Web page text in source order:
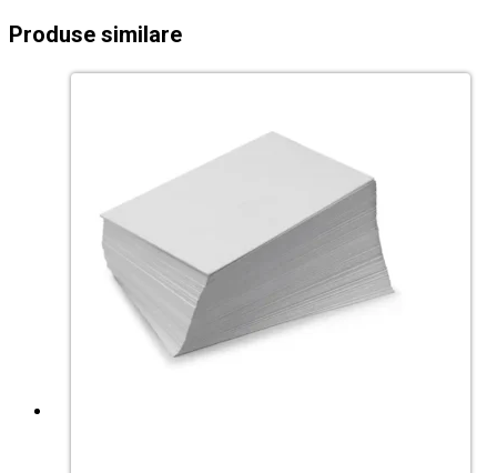
Produse similare